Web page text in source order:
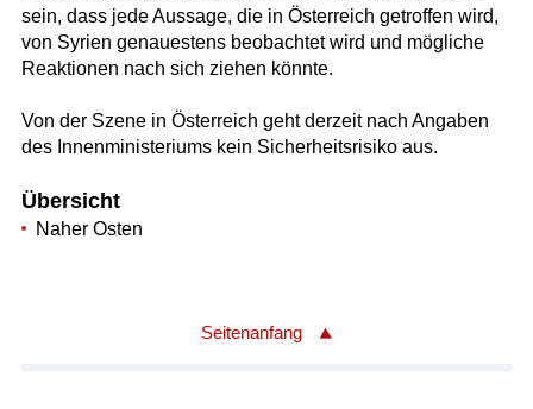
sein, dass jede Aussage, die in Österreich getroffen wird,
von Syrien genauestens beobachtet wird und mögliche
Reaktionen nach sich ziehen könnte.
Von der Szene in Österreich geht derzeit nach Angaben
des Innenministeriums kein Sicherheitsrisiko aus.
Übersicht
Naher Osten
Seitenanfang